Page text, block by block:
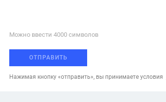
Можно ввести 4000 cимволов
ОТПРАВИТЬ
Нажимая кнопку «отправить», вы принимаете условия